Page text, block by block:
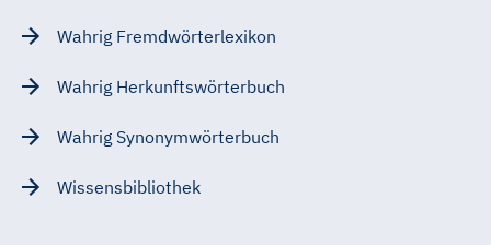
Wahrig Fremdwörterlexikon
Wahrig Herkunftswörterbuch
Wahrig Synonymwörterbuch
Wissensbibliothek